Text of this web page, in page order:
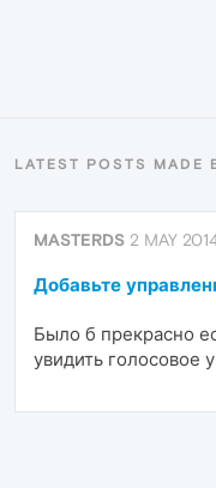
LATEST POSTS MADE
MASTERDS 2 MAY
Добавьте
Было б прекрасно
увидить голосовое